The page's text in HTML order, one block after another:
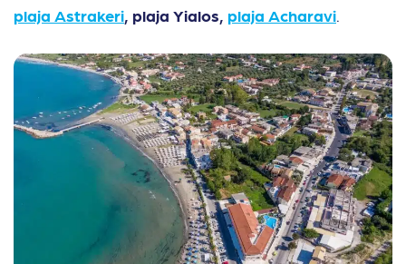
plaja Astrakeri , plaja Yialos, plaja Acharavi